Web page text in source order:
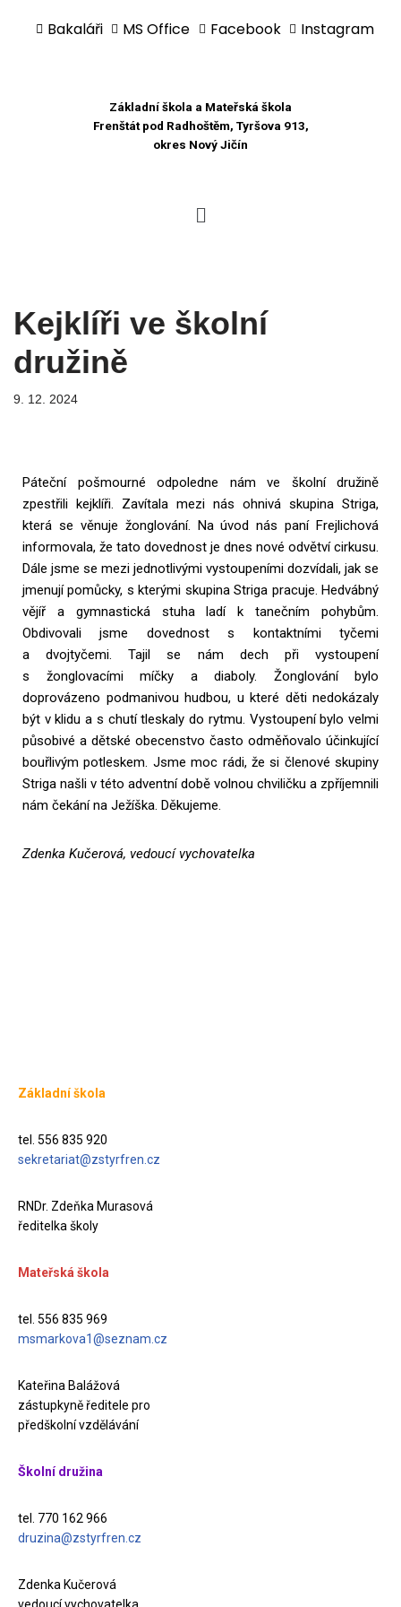
Bakaláři MS Office Facebook Instagram
Základní škola a Mateřská škola
Frenštát pod Radhoštěm, Tyršova 913,
okres Nový Jičín
Kejklíři ve školní
družině
9. 12. 2024
Páteční pošmourné odpoledne nám ve školní družině
zpestřili kejklíři. Zavítala mezi nás ohnivá skupina Striga,
která se věnuje žonglování. Na úvod nás paní Frejlichová
informovala, že tato dovednost je dnes nové odvětví cirkusu.
Dále jsme se mezi jednotlivými vystoupeními dozvídali, jak se
jmenují pomůcky, s kterými skupina Striga pracuje. Hedvábný
vějíř a gymnastická stuha ladí k tanečním pohybům.
Obdivovali jsme dovednost s kontaktními tyčemi
a dvojtyčemi. Tajil se nám dech při vystoupení
s žonglovacími míčky a diaboly. Žonglování bylo
doprovázeno podmanivou hudbou, u které děti nedokázaly
být v klidu a s chutí tleskaly do rytmu. Vystoupení bylo velmi
působivé a dětské obecenstvo často odměňovalo účinkující
bouřlivým potleskem. Jsme moc rádi, že si členové skupiny
Striga našli v této adventní době volnou chviličku a zpříjemnili
nám čekání na Ježíška. Děkujeme.
Zdenka Kučerová, vedoucí vychovatelka
Základní škola
tel. 556 835 920
sekretariat@zstyrfren.cz
RNDr. Zdeňka Murasová
ředitelka školy
Mateřská škola
tel. 556 835 969
msmarkova1@seznam.cz
Kateřina Balážová
zástupkyně ředitele pro
předškolní vzdělávání
Školní družina
tel. 770 162 966
druzina@zstyrfren.cz
Zdenka Kučerová